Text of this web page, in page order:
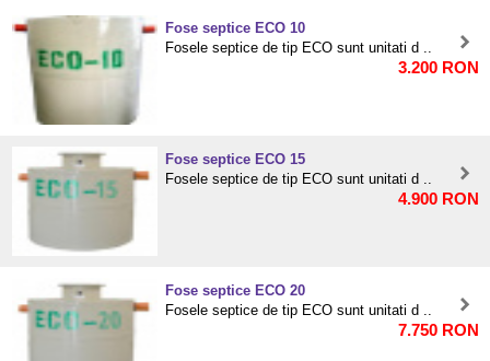
Fose septice ECO 10
Fosele septice de tip ECO sunt unitati d ..
3.200 RON
Fose septice ECO 15
Fosele septice de tip ECO sunt unitati d ..
4.900 RON
Fose septice ECO 20
Fosele septice de tip ECO sunt unitati d ..
7.750 RON